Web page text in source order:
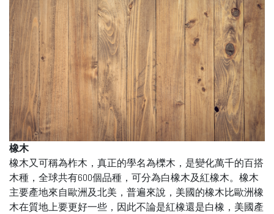
橡木
橡木又可稱為柞木，真正的學名為櫟木，是變化萬千的百搭
木種，全球共有600個品種，可分為白橡木及紅橡木。橡木
主要產地來自歐洲及北美，普遍來說，美國的橡木比歐洲橡
木在質地上要更好一些，因此不論是紅橡還是白橡，美國產